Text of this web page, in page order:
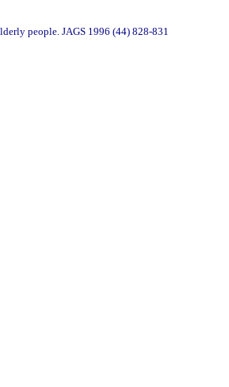
people. JAGS 1996 (44) 828-831